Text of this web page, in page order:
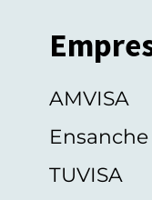
AMVISA
TUVISA